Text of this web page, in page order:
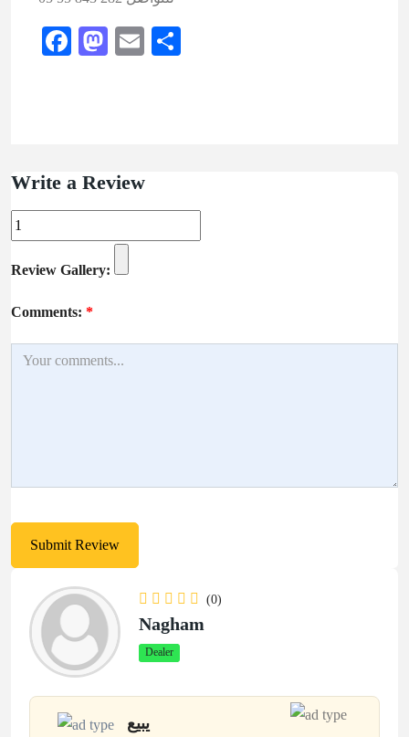
Facebook
Mastodon
Email
Write a Review
Review Gallery:
Comments: *
(0)
Nagham
Dealer
يبيع